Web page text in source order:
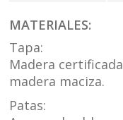
para espacios
de madera maciza
interiores
sensibilidad química
de emisiones de
para materiales de
MATERIALES:
Tapa:
Madera
madera maciza.
Patas: